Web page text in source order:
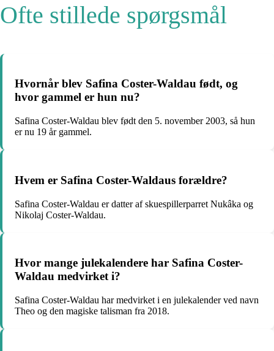
Ofte stillede spørgsmål
Hvornår blev Safina Coster-Waldau født, og
hvor gammel er hun nu?
Safina Coster-Waldau blev født den 5. november 2003, så hun
er nu 19 år gammel.
Hvem er Safina Coster-Waldaus forældre?
Safina Coster-Waldau er datter af skuespillerparret Nukâka og
Nikolaj Coster-Waldau.
Hvor mange julekalendere har Safina Coster-
Waldau medvirket i?
Safina Coster-Waldau har medvirket i en julekalender ved navn
Theo og den magiske talisman fra 2018.